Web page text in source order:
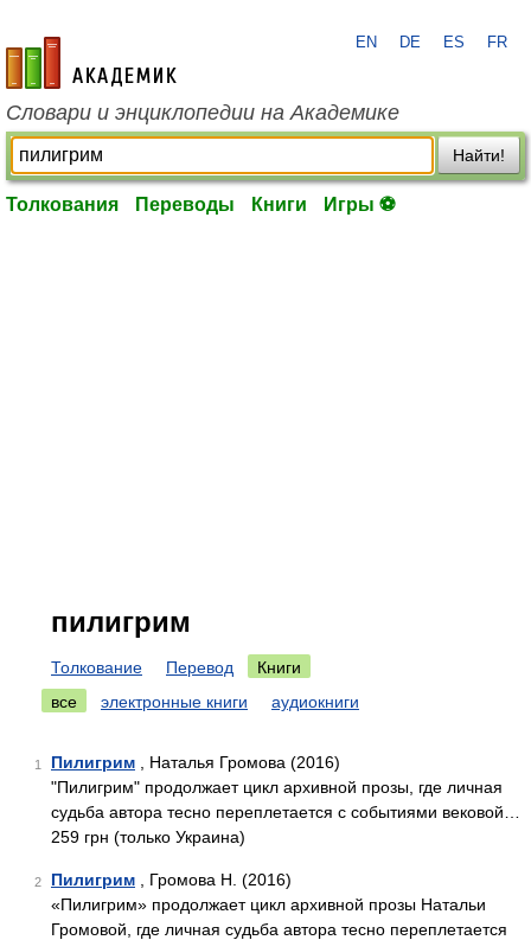
academic.ru
EN DE ES FR
Словари и энциклопедии на Академике
Найти!
Толкования Переводы Книги Игры ⚽
пилигрим
Толкование Перевод
Книги
все
электронные книги аудиокниги
1 Пилигрим , Наталья Громова (2016)
"Пилигрим" продолжает цикл архивной прозы, где личная
судьба автора тесно переплетается с событиями вековой…
259 грн (только Украина)
2 Пилигрим , Громова Н. (2016)
«Пилигрим» продолжает цикл архивной прозы Натальи
Громовой, где личная судьба автора тесно переплетается